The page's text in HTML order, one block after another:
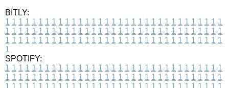
BITLY:
1 1 1 1 1 1 1 1 1 1 1 1 1 1 1 1 1 1 1 1 1 1 1 1 1 1 1 1 1 1 1 1 1
1 1 1 1 1 1 1 1 1 1 1 1 1 1 1 1 1 1 1 1 1 1 1 1 1 1 1 1 1 1 1 1 1
1 1 1 1 1 1 1 1 1 1 1 1 1 1 1 1 1 1 1 1 1 1 1 1 1 1 1 1 1 1 1 1 1
1
SPOTIFY:
1 1 1 1 1 1 1 1 1 1 1 1 1 1 1 1 1 1 1 1 1 1 1 1 1 1 1 1 1 1 1 1 1
1 1 1 1 1 1 1 1 1 1 1 1 1 1 1 1 1 1 1 1 1 1 1 1 1 1 1 1 1 1 1 1 1
1 1 1 1 1 1 1 1 1 1 1 1 1 1 1 1 1 1 1 1 1 1 1 1 1 1 1 1 1 1 1 1 1